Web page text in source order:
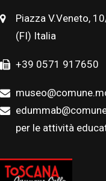
Piazza V.Veneto,
(FI) Italia
+39 0571 917650
per le attività